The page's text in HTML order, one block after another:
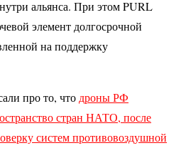
альянса. При этом PURL
элемент долгосрочной
на поддержку
про то, что дроны РФ
стран НАТО, после
систем противовоздушной